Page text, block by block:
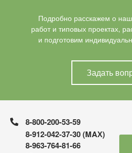
Подробно расскажем о
работ и типовых проектах,
и подготовим
Задать
8-800-200-53-59
8-912-042-37-30 (MAХ)
8-963-764-81-66